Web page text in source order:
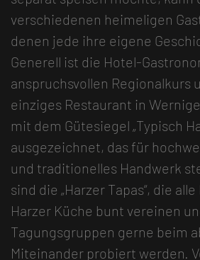
verschiedenen heimeligen
denen jede ihre eigene
Generell ist die Hotel-
anspruchsvollen Regionalkurs
einziges Restaurant in
mit dem Gütesiegel „Typisch
ausgezeichnet, das für
und traditionelles Handwerk
sind die „Harzer Tapas“, die
Harzer Küche bunt vereinen
Tagungsgruppen gerne beim
Miteinander probiert werden.